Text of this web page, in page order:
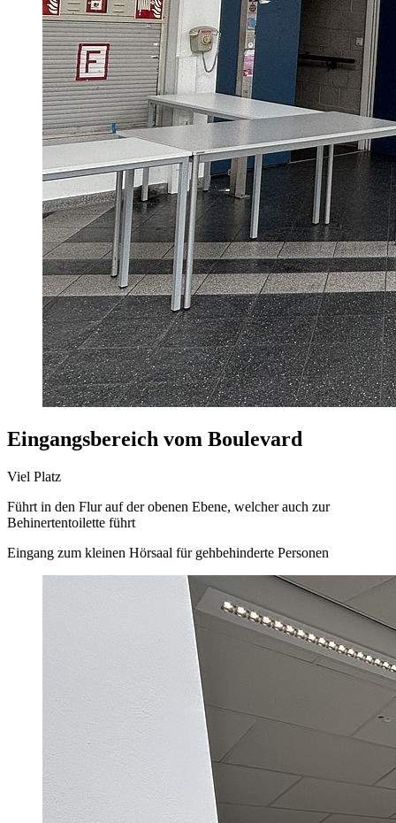
Eingangsbereich vom Boulevard
Viel Platz
Führt in den Flur auf der obenen Ebene, welcher auch zur
Behinertentoilette führt
Eingang zum kleinen Hörsaal für gehbehinderte Personen